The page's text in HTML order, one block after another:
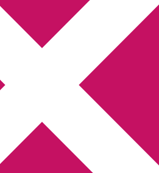
thrillers
Författarfemman
Amazon
Bloggmaraton
Min tv-blogg
for Håkan Nesser